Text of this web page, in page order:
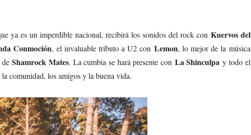
ya es un imperdible nacional, recibirá los sonidos del rock con Kuervos del
Conmoción, el invaluable tributo a U2 con Lemon, lo mejor de la música
deShamrock Mates. La cumbia se hará presente con La Shinculpa y todo el
comunidad, los amigos y la buena vida.